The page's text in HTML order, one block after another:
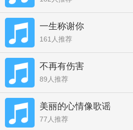
一生称谢你
161人推荐
不再有伤害
89人推荐
美丽的心情像歌谣
77人推荐